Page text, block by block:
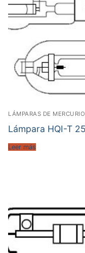
LÁMPARAS DE
Lámpara HQI-T
Leer más